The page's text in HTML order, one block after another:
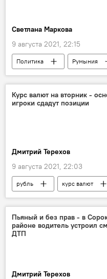
Светлана Маркова
9 августа 2021, 22:15
Политика Румыния
Курс валют на вторник -
игроки сдадут позиции
Дмитрий Терехов
9 августа 2021, 22:03
рубль курс валют
евро
Пьяный и без прав - в
районе водитель устроил
ДТП
Дмитрий Терехов